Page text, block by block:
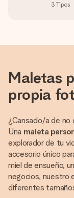
3 Tipos
Maletas
propia
¿Cansado/a de no
Una maleta
explorador de tu
accesorio único
miel de ensueño,
negocios, nuestro
diferentes